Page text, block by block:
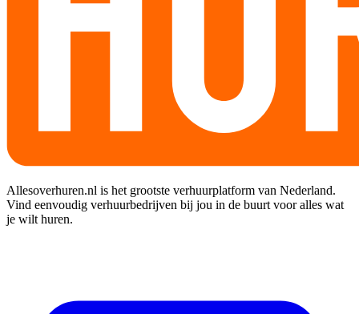
Allesoverhuren.nl is het grootste verhuurplatform van Nederland.
Vind eenvoudig verhuurbedrijven bij jou in de buurt voor alles wat
je wilt huren.